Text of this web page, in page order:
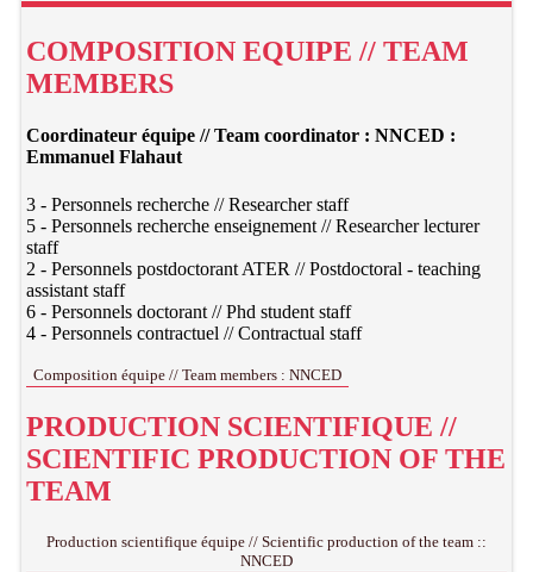
COMPOSITION EQUIPE // TEAM
MEMBERS
Coordinateur équipe // Team coordinator : NNCED :
Emmanuel Flahaut
3 - Personnels recherche // Researcher staff
5 - Personnels recherche enseignement // Researcher lecturer
staff
2 - Personnels postdoctorant ATER // Postdoctoral - teaching
assistant staff
6 - Personnels doctorant // Phd student staff
4 - Personnels contractuel // Contractual staff
Composition équipe // Team members : NNCED
PRODUCTION SCIENTIFIQUE //
SCIENTIFIC PRODUCTION OF THE
TEAM
Production scientifique équipe // Scientific production of the team ::
NNCED